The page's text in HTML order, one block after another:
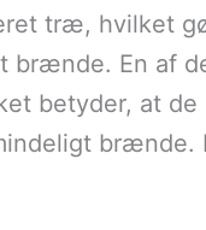
træ, hvilket
brænde. En af
betyder, at de